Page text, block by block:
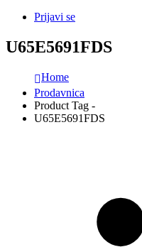
Prijavi se
U65E5691FDS
Home
Prodavnica
Product Tag -
U65E5691FDS